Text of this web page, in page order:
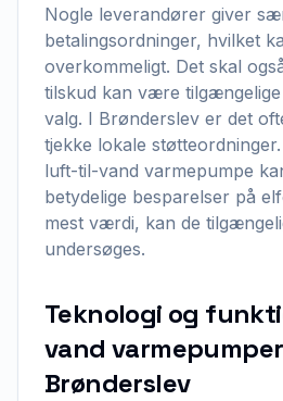
Nogle leverandører giver
betalingsordninger, hvilket
overkommeligt. Det skal
tilskud kan være
valg. I Brønderslev er det
tjekke lokale
luft-til-vand varmepumpe
betydelige besparelser på
mest værdi, kan de
undersøges.
Teknologi og
vand
Brønderslev